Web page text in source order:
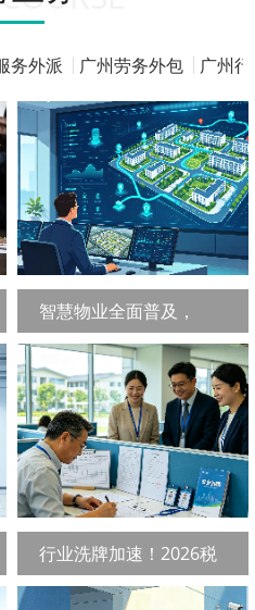
务外派 广州劳务外包 广州
智慧物业全面普及，
2026年物业管理进入数
行业洗牌加速！2026税
务代办行业走向合规